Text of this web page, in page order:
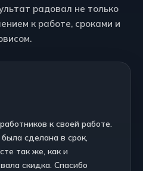
радовал не только
к работе, сроками и
к своей работе.
сделана в срок,
так же, как и
скидка. Спасибо